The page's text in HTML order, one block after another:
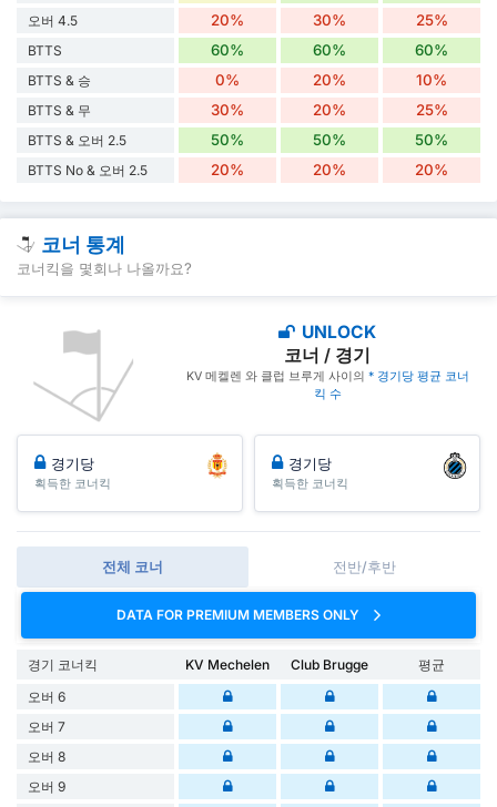
오버 4.5 20% 30% 25%
BTTS 60% 60% 60%
BTTS & 승 0% 20% 10%
BTTS & 무 30% 20% 25%
BTTS & 오버 2.5 50% 50% 50%
BTTS No & 오버 2.5 20% 20% 20%
코너 통계
코너킥을 몇회나 나올까요?
UNLOCK
코너 / 경기
KV 메켈렌 와 클럽 브루게 사이의 * 경기당 평균 코너
킥 수
경기당
획득한 코너킥
경기당
획득한 코너킥
전체 코너 전반/후반
DATA FOR PREMIUM MEMBERS ONLY
경기 코너킥 KV Mechelen Club Brugge
평균
오버 6
오버 7
오버 8
오버 9